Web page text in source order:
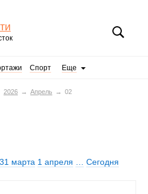
Спорт Еще
2026 Апрель 02
31 марта 1 апреля Сегодня